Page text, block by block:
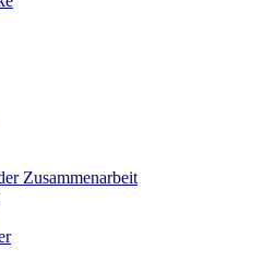
Zusammenarbeit